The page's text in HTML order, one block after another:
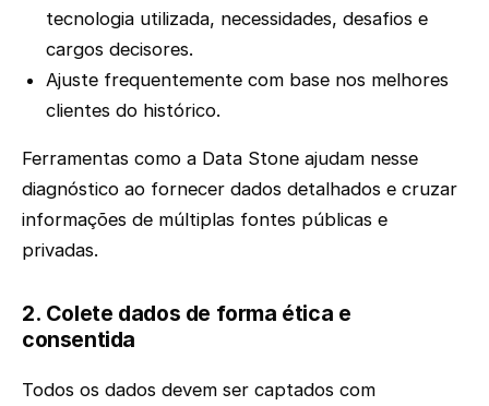
tecnologia utilizada, necessidades, desafios e
cargos decisores.
Ajuste frequentemente com base nos melhores
clientes do histórico.
Ferramentas como a Data Stone ajudam nesse
diagnóstico ao fornecer dados detalhados e cruzar
informações de múltiplas fontes públicas e
privadas.
2. Colete dados de forma ética e
consentida
Todos os dados devem ser captados com